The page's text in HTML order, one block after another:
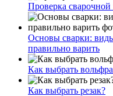
Проверка сварочной
Основы сварки:
правильно варить
Как выбрать
Как выбрать резак?